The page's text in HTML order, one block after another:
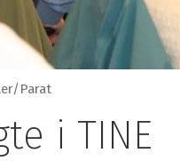
Parat
i TINE